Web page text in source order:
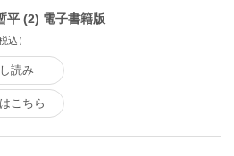
平 (2) 電子書籍版
込）
読み
こちら